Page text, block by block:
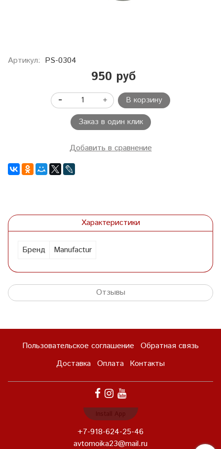
Артикул: PS-0304
950 руб
В корзину
Заказ в один клик
Добавить в сравнение
Характеристики
Бренд Manufactur
Отзывы
Пользовательское соглашение Обратная связь
Доставка Оплата Контакты
+7-918-624-25-46
avtomoika23@mail.ru
Install App